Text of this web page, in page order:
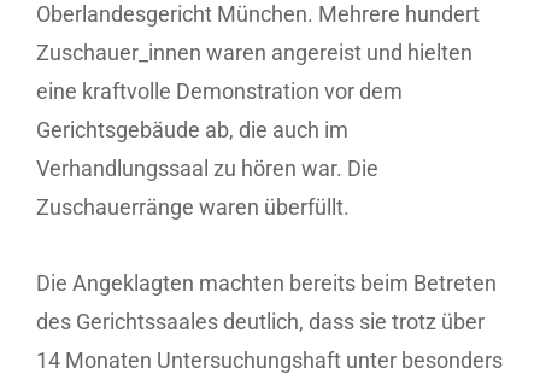
Oberlandesgericht München. Mehrere hundert
Zuschauer_innen waren angereist und hielten
eine kraftvolle Demonstration vor dem
Gerichtsgebäude ab, die auch im
Verhandlungssaal zu hören war. Die
Zuschauerränge waren überfüllt.
Die Angeklagten machten bereits beim Betreten
des Gerichtssaales deutlich, dass sie trotz über
14 Monaten Untersuchungshaft unter besonders